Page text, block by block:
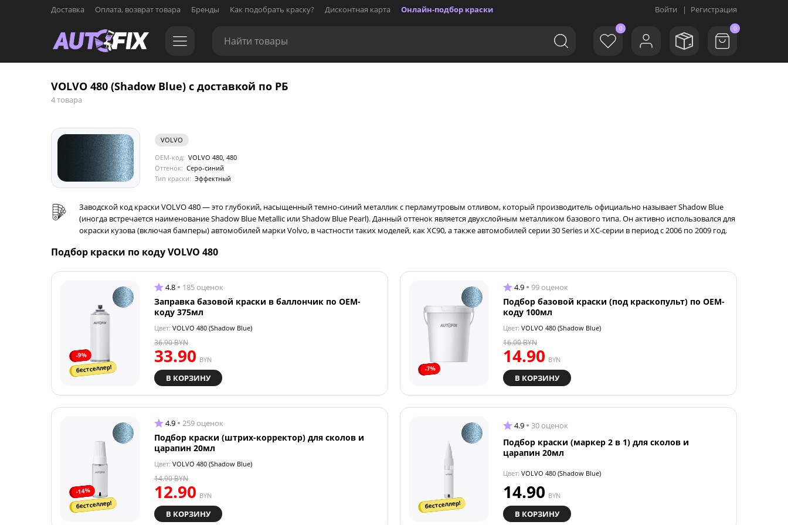
Доставка Оплата, возврат товара Бренды Как подобрать краску? Дисконтная карта Онлайн-подбор краски Войти | Регистрация
0 0
VOLVO 480 (Shadow Blue) с доставкой по РБ
4 товара
VOLVO
OEM-код: VOLVO 480, 480
Оттенок: Серо-синий
Тип краски: Эффектный
Заводской код краски VOLVO 480 — это глубокий, насыщенный темно-синий металлик с перламутровым отливом, который производитель официально называет Shadow Blue
(иногда встречается наименование Shadow Blue Metallic или Shadow Blue Pearl). Данный оттенок является двухслойным металликом базового типа. Он активно использовался для
окраски кузова (включая бамперы) автомобилей марки Volvo, в частности таких моделей, как XC90, а также автомобилей серии 30 Series и XC-серии в период с 2006 по 2009 год.
Подбор краски по коду VOLVO 480
-9%
бестселлер!
4.8 185 оценок
Заправка базовой краски в баллончик по OEM-
коду 375мл
Цвет: VOLVO 480 (Shadow Blue)
33.90 BYN
36.90BYN
В КОРЗИНУ
-7%
4.9 99 оценок
Подбор базовой краски (под краскопульт) по OEM-
коду 100мл
Цвет: VOLVO 480 (Shadow Blue)
14.90 BYN
16.00BYN
В КОРЗИНУ
-14%
бестселлер!
4.9 259 оценок
Подбор краски (штрих-корректор) для сколов и
царапин 20мл
Цвет: VOLVO 480 (Shadow Blue)
12.90 BYN
14.90BYN
В КОРЗИНУ
бестселлер!
4.9 30 оценок
Подбор краски (маркер 2 в 1) для сколов и
царапин 20мл
Цвет: VOLVO 480 (Shadow Blue)
14.90 BYN
В КОРЗИНУ